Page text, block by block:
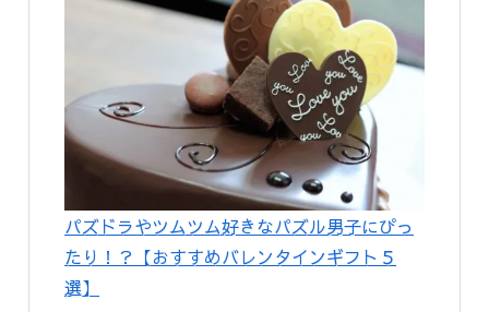
パズドラやツムツム好きなパズル男子にぴっ
たり！？【おすすめバレンタインギフト５
選】